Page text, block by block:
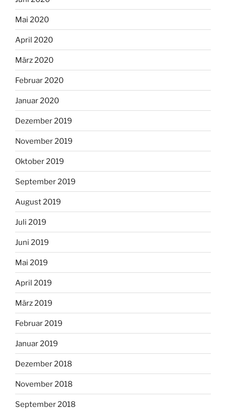
Mai 2020
April 2020
März 2020
Februar 2020
Januar 2020
Dezember 2019
November 2019
Oktober 2019
September 2019
August 2019
Juli 2019
Juni 2019
Mai 2019
April 2019
März 2019
Februar 2019
Januar 2019
Dezember 2018
November 2018
September 2018